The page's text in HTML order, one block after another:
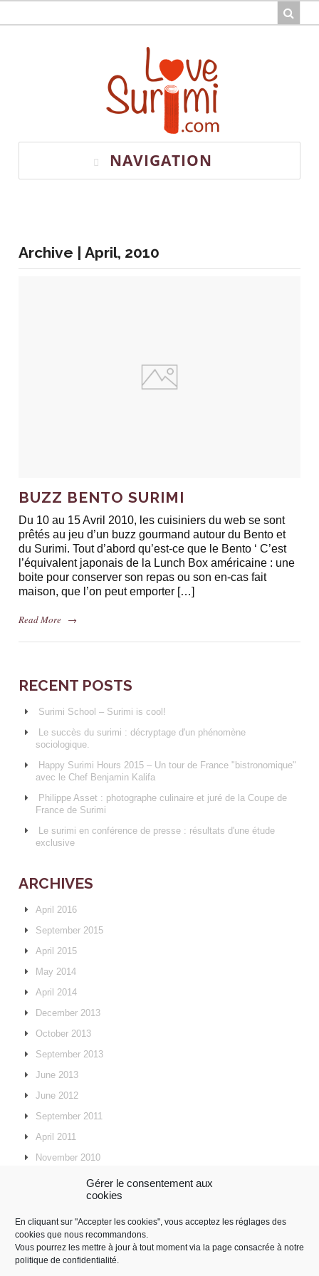
Gérer le consentement aux
cookies
En cliquant sur "Accepter les cookies", vous acceptez les réglages des
cookies que nous recommandons.
Vous pourrez les mettre à jour à tout moment via la page consacrée à notre
politique de confidentialité.
NAVIGATION
Archive | April, 2010
BUZZ BENTO SURIMI
Du 10 au 15 Avril 2010, les cuisiniers du web se sont
prêtés au jeu d’un buzz gourmand autour du Bento et
du Surimi. Tout d’abord qu’est-ce que le Bento ‘ C’est
l’équivalent japonais de la Lunch Box américaine : une
boite pour conserver son repas ou son en-cas fait
maison, que l’on peut emporter […]
Read More →
RECENT POSTS
Surimi School – Surimi is cool!
Le succès du surimi : décryptage d'un phénomène
sociologique.
Happy Surimi Hours 2015 – Un tour de France "bistronomique"
avec le Chef Benjamin Kalifa
Philippe Asset : photographe culinaire et juré de la Coupe de
France de Surimi
Le surimi en conférence de presse : résultats d'une étude
exclusive
ARCHIVES
April 2016
September 2015
April 2015
May 2014
April 2014
December 2013
October 2013
September 2013
June 2013
June 2012
September 2011
April 2011
November 2010
September 2010
May 2010
April 2010
September 2009